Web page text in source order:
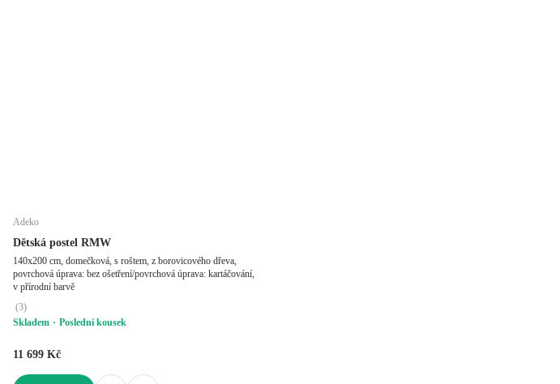
Adeko
Dětská postel RMW
140x200 cm, domečková, s roštem, z borovicového dřeva,
povrchová úprava: bez ošetření/povrchová úprava: kartáčování,
v přírodní barvě
(3)
Skladem
Poslední kousek
11 699 Kč